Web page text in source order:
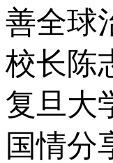
善全球
校长陈
复旦大
国情分